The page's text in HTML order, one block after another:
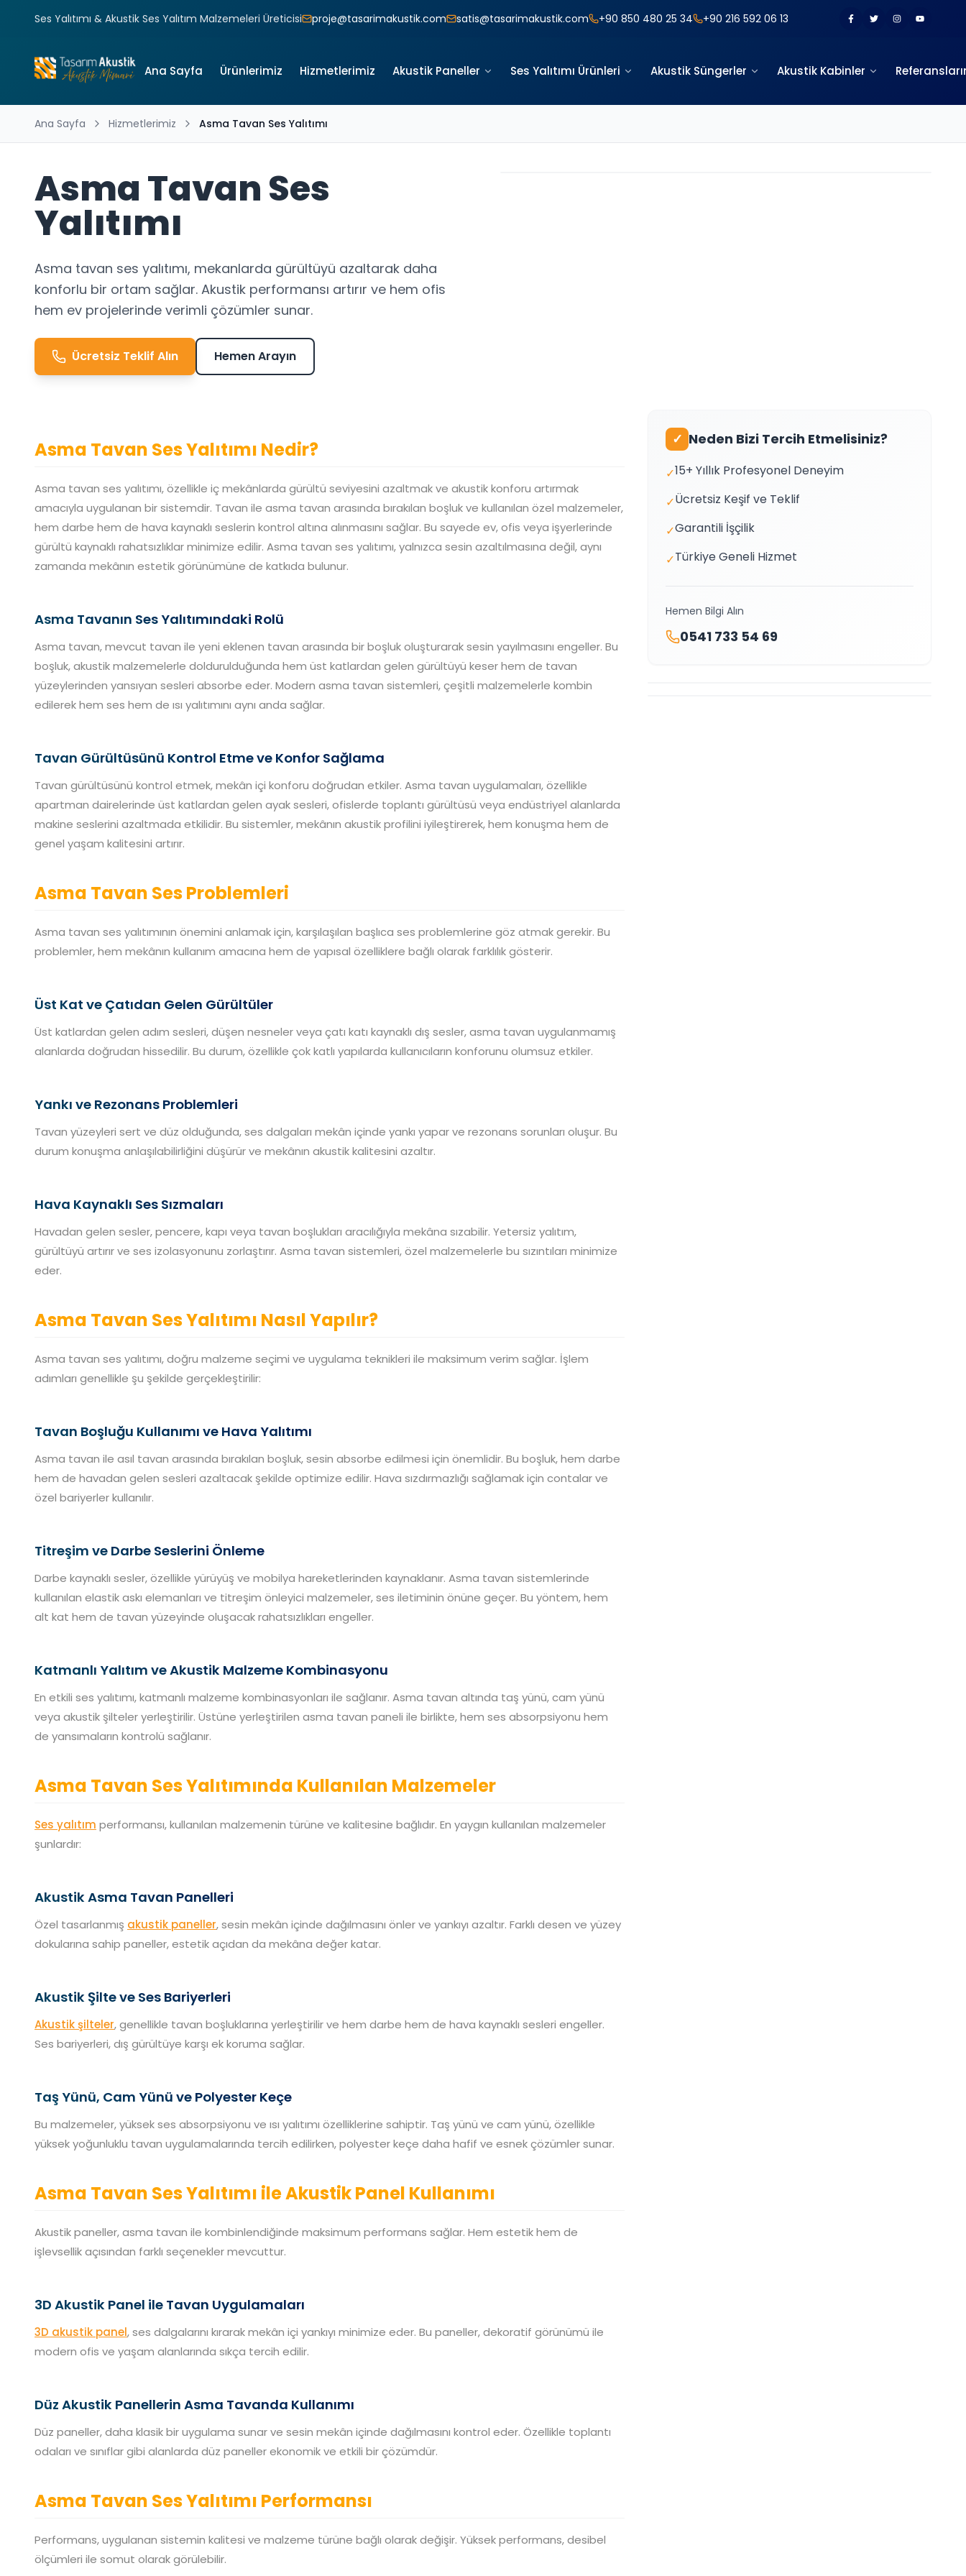
Ses Yalıtımı & Akustik Ses Yalıtım Malzemeleri Üreticisi proje@tasarimakustik.com satis@tasarimakustik.com +90 850 480 25 34 +90 216 592 06 13
Ana Sayfa Ürünlerimiz Hizmetlerimiz Akustik Paneller Ses Yalıtımı Ürünleri Akustik Süngerler Akustik Kabinler
Ana Sayfa Hizmetlerimiz Asma Tavan Ses Yalıtımı
Asma Tavan Ses
Yalıtımı
Asma tavan ses yalıtımı, mekanlarda gürültüyü azaltarak daha
konforlu bir ortam sağlar. Akustik performansı artırır ve hem ofis
hem ev projelerinde verimli çözümler sunar.
Ücretsiz Teklif Alın Hemen Arayın
Asma Tavan Ses Yalıtımı Nedir?
Asma tavan ses yalıtımı, özellikle iç mekânlarda gürültü seviyesini azaltmak ve akustik konforu artırmak
amacıyla uygulanan bir sistemdir. Tavan ile asma tavan arasında bırakılan boşluk ve kullanılan özel malzemeler,
hem darbe hem de hava kaynaklı seslerin kontrol altına alınmasını sağlar. Bu sayede ev, ofis veya işyerlerinde
gürültü kaynaklı rahatsızlıklar minimize edilir. Asma tavan ses yalıtımı, yalnızca sesin azaltılmasına değil, aynı
zamanda mekânın estetik görünümüne de katkıda bulunur.
Asma Tavanın Ses Yalıtımındaki Rolü
Asma tavan, mevcut tavan ile yeni eklenen tavan arasında bir boşluk oluşturarak sesin yayılmasını engeller. Bu
boşluk, akustik malzemelerle doldurulduğunda hem üst katlardan gelen gürültüyü keser hem de tavan
yüzeylerinden yansıyan sesleri absorbe eder. Modern asma tavan sistemleri, çeşitli malzemelerle kombin
edilerek hem ses hem de ısı yalıtımını aynı anda sağlar.
Tavan Gürültüsünü Kontrol Etme ve Konfor Sağlama
Tavan gürültüsünü kontrol etmek, mekân içi konforu doğrudan etkiler. Asma tavan uygulamaları, özellikle
apartman dairelerinde üst katlardan gelen ayak sesleri, ofislerde toplantı gürültüsü veya endüstriyel alanlarda
makine seslerini azaltmada etkilidir. Bu sistemler, mekânın akustik profilini iyileştirerek, hem konuşma hem de
genel yaşam kalitesini artırır.
Asma Tavan Ses Problemleri
Asma tavan ses yalıtımının önemini anlamak için, karşılaşılan başlıca ses problemlerine göz atmak gerekir. Bu
problemler, hem mekânın kullanım amacına hem de yapısal özelliklere bağlı olarak farklılık gösterir.
Üst Kat ve Çatıdan Gelen Gürültüler
Üst katlardan gelen adım sesleri, düşen nesneler veya çatı katı kaynaklı dış sesler, asma tavan uygulanmamış
alanlarda doğrudan hissedilir. Bu durum, özellikle çok katlı yapılarda kullanıcıların konforunu olumsuz etkiler.
Yankı ve Rezonans Problemleri
Tavan yüzeyleri sert ve düz olduğunda, ses dalgaları mekân içinde yankı yapar ve rezonans sorunları oluşur. Bu
durum konuşma anlaşılabilirliğini düşürür ve mekânın akustik kalitesini azaltır.
Hava Kaynaklı Ses Sızmaları
Havadan gelen sesler, pencere, kapı veya tavan boşlukları aracılığıyla mekâna sızabilir. Yetersiz yalıtım,
gürültüyü artırır ve ses izolasyonunu zorlaştırır. Asma tavan sistemleri, özel malzemelerle bu sızıntıları minimize
eder.
Asma Tavan Ses Yalıtımı Nasıl Yapılır?
Asma tavan ses yalıtımı, doğru malzeme seçimi ve uygulama teknikleri ile maksimum verim sağlar. İşlem
adımları genellikle şu şekilde gerçekleştirilir:
Tavan Boşluğu Kullanımı ve Hava Yalıtımı
Asma tavan ile asıl tavan arasında bırakılan boşluk, sesin absorbe edilmesi için önemlidir. Bu boşluk, hem darbe
hem de havadan gelen sesleri azaltacak şekilde optimize edilir. Hava sızdırmazlığı sağlamak için contalar ve
özel bariyerler kullanılır.
Titreşim ve Darbe Seslerini Önleme
Darbe kaynaklı sesler, özellikle yürüyüş ve mobilya hareketlerinden kaynaklanır. Asma tavan sistemlerinde
kullanılan elastik askı elemanları ve titreşim önleyici malzemeler, ses iletiminin önüne geçer. Bu yöntem, hem
alt kat hem de tavan yüzeyinde oluşacak rahatsızlıkları engeller.
Katmanlı Yalıtım ve Akustik Malzeme Kombinasyonu
En etkili ses yalıtımı, katmanlı malzeme kombinasyonları ile sağlanır. Asma tavan altında taş yünü, cam yünü
veya akustik şilteler yerleştirilir. Üstüne yerleştirilen asma tavan paneli ile birlikte, hem ses absorpsiyonu hem
de yansımaların kontrolü sağlanır.
Asma Tavan Ses Yalıtımında Kullanılan Malzemeler
Ses yalıtım performansı, kullanılan malzemenin türüne ve kalitesine bağlıdır. En yaygın kullanılan malzemeler
şunlardır:
Akustik Asma Tavan Panelleri
Özel tasarlanmış akustik paneller, sesin mekân içinde dağılmasını önler ve yankıyı azaltır. Farklı desen ve yüzey
dokularına sahip paneller, estetik açıdan da mekâna değer katar.
Akustik Şilte ve Ses Bariyerleri
Akustik şilteler, genellikle tavan boşluklarına yerleştirilir ve hem darbe hem de hava kaynaklı sesleri engeller.
Ses bariyerleri, dış gürültüye karşı ek koruma sağlar.
Taş Yünü, Cam Yünü ve Polyester Keçe
Bu malzemeler, yüksek ses absorpsiyonu ve ısı yalıtımı özelliklerine sahiptir. Taş yünü ve cam yünü, özellikle
yüksek yoğunluklu tavan uygulamalarında tercih edilirken, polyester keçe daha hafif ve esnek çözümler sunar.
Asma Tavan Ses Yalıtımı ile Akustik Panel Kullanımı
Akustik paneller, asma tavan ile kombinlendiğinde maksimum performans sağlar. Hem estetik hem de
işlevsellik açısından farklı seçenekler mevcuttur.
3D Akustik Panel ile Tavan Uygulamaları
3D akustik panel, ses dalgalarını kırarak mekân içi yankıyı minimize eder. Bu paneller, dekoratif görünümü ile
modern ofis ve yaşam alanlarında sıkça tercih edilir.
Düz Akustik Panellerin Asma Tavanda Kullanımı
Düz paneller, daha klasik bir uygulama sunar ve sesin mekân içinde dağılmasını kontrol eder. Özellikle toplantı
odaları ve sınıflar gibi alanlarda düz paneller ekonomik ve etkili bir çözümdür.
Asma Tavan Ses Yalıtımı Performansı
Performans, uygulanan sistemin kalitesi ve malzeme türüne bağlı olarak değişir. Yüksek performans, desibel
ölçümleri ile somut olarak görülebilir.
✓ Neden Bizi Tercih Etmelisiniz?
✓15+ Yıllık Profesyonel Deneyim
✓Ücretsiz Keşif ve Teklif
✓Garantili İşçilik
✓Türkiye Geneli Hizmet
Hemen Bilgi Alın
0541 733 54 69